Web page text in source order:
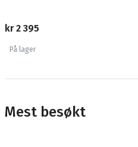
kr 2 395
På lager
Mest besøkt